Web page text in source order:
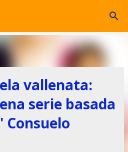
principal
vallenata:
serie basada
Consuelo